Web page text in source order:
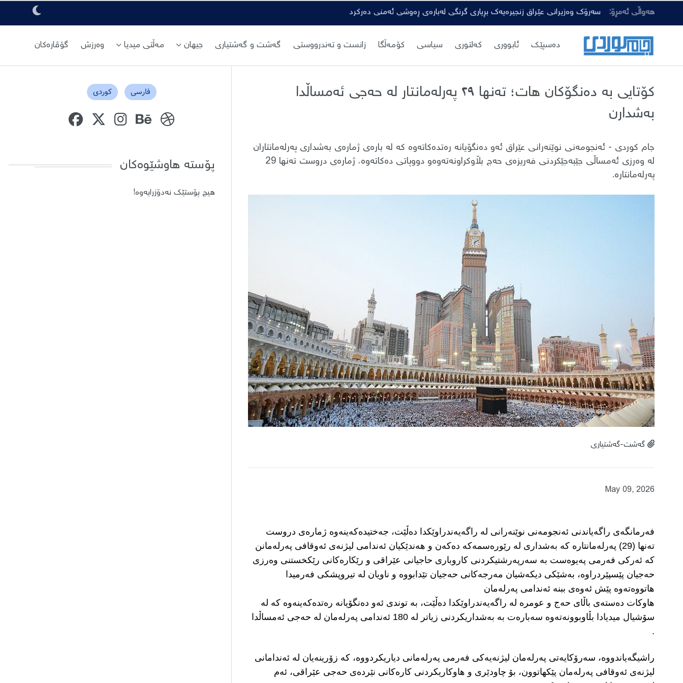
هەواڵی ئەمڕۆ: سەرۆک وەزیرانی عێراق زنجیرەیەک بڕیاری گرنگی لەبارەی ڕەوشی ئەمنی دەرکرد
دەسپێك ئابووری کەلتوری سیاسی کۆمەڵگا زانست و تەندرووستی گەشت و گەشتیاری جیهان مەڵتی میدیا وەرزش گۆڤارەکان
کۆتایی بە دەنگۆکان هات؛ تەنها ٢٩ پەرلەمانتار لە حەجی ئەمساڵدا
بەشدارن
جام کوردی - ئەنجومەنی نوێنەرانی عێراق ئەو دەنگۆیانە رەتدەكاتەوە کە لە بارەی ژمارەی بەشداری پەرلەمانتاران
لە وەرزی ئەمساڵی جێبەجێكردنی فەریزەی حەج بڵاوكراونەتەوەو دووپاتی دەكاتەوە، ژمارەی دروست تەنها 29
پەرلەمانتارە.
گەشت-گەشتیاری
May 09, 2026
فەرمانگەی راگەیاندنی ئەنجومەنی نوێنەرانی لە راگەیەندراوێكدا دەڵێت، جەختیدەكەینەوە ژمارەی دروست
تەنها (29) پەرلەمانتارە كە بەشداری لە رێورەسمەكە دەكەن و هەندێکیان ئەندامی لیژنەی ئەوقافی پەرلەمانن
کە ئەرکی فەرمی پەیوەست بە سەرپەرشتیکردنی کاروباری حاجیانی عێراقی و رێکارەكانى رێکخستنی وەرزی
حەجیان پێسپێردراوە، بەشێکی دیکەشیان مەرجەکانی حەجیان تێدابووە و ناویان لە تیروپشکی فەرمیدا
هاتووەتەوە پێش ئەوەی ببنە ئەندامی پەرلەمان
هاوكات دەستەی باڵای حەج و عومرە لە راگەیەندراوێكدا دەڵێت، بە توندی ئەو دەنگۆیانە رەتدەكەینەوە كە لە
سۆشیال میدیادا بڵاوبوونەتەوە سەبارەت بە بەشداریکردنی زیاتر لە 180 ئەندامی پەرلەمان لە حەجی ئەمساڵدا
.
راشیگەیاندووە، سەرۆکایەتی پەرلەمان لیژنەیەکی فەرمی پەرلەمانی دیاریکردووە، کە زۆرینەیان لە ئەندامانی
لیژنەی ئەوقافی پەرلەمان پێکهاتوون، بۆ چاودێری و هاوکاریکردنی کارەکانی نێردەی حەجی عێراقی، ئەم
فارسی کوردی
پۆستە هاوشێوەکان
هیچ پۆستێک نەدۆزرایەوە!